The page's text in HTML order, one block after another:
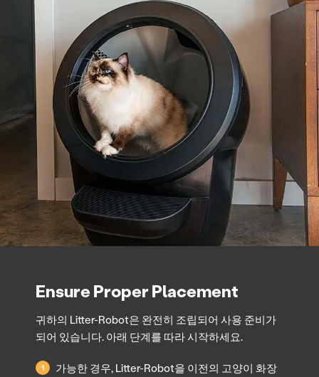
Ensure Proper Placement
귀하의 Litter-Robot은 완전히 조립되어 사용 준비가
되어 있습니다. 아래 단계를 따라 시작하세요.
가능한 경우, Litter-Robot을 이전의 고양이 화장